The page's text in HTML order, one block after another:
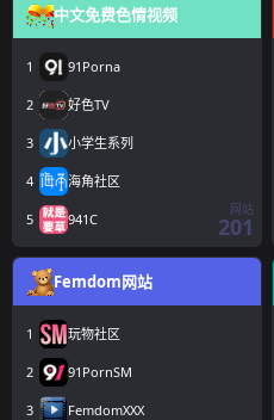
中文免费色情视频
1 91Porna
2 好色TV
3 小学生系列
4 海角社区
5 941C
网站
201
Femdom网站
1 玩物社区
2 91PornSM
3 FemdomXXX